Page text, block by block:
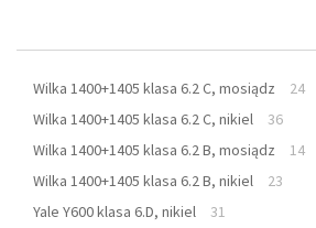
Wilka 1400+1405 klasa 6.2 C, mosiądz
24
Wilka 1400+1405 klasa 6.2 C, nikiel
36
Wilka 1400+1405 klasa 6.2 B, mosiądz
14
Wilka 1400+1405 klasa 6.2 B, nikiel
23
Yale Y600 klasa 6.D, nikiel
31